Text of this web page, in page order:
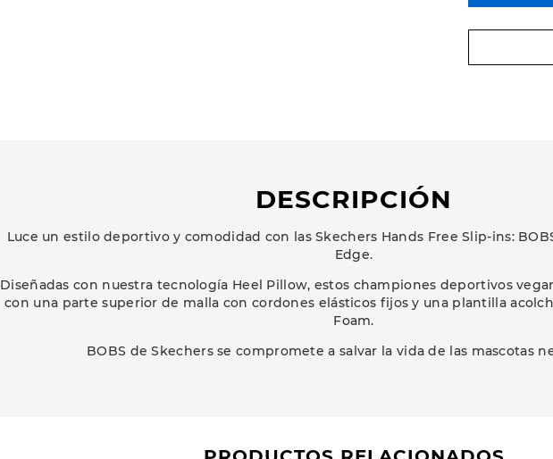
DESCRIPCIÓN
Luce un estilo deportivo y comodidad con las Skechers Hands Free Slip-ins:
Edge.
Diseñadas con nuestra tecnología Heel Pillow, estos championes deportivos
con una parte superior de malla con cordones elásticos fijos y una plantilla
Foam.
BOBS de Skechers se compromete a salvar la vida de las mascotas